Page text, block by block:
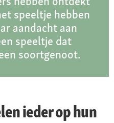
speeltje hebben
aandacht aan
speeltje dat
soortgenoot.
ieder op hun